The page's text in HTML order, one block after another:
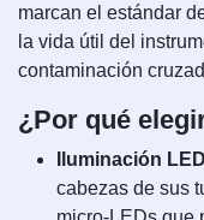
marcan el estándar
la vida útil del
contaminación
¿Por qué
Iluminación
cabezas de sus